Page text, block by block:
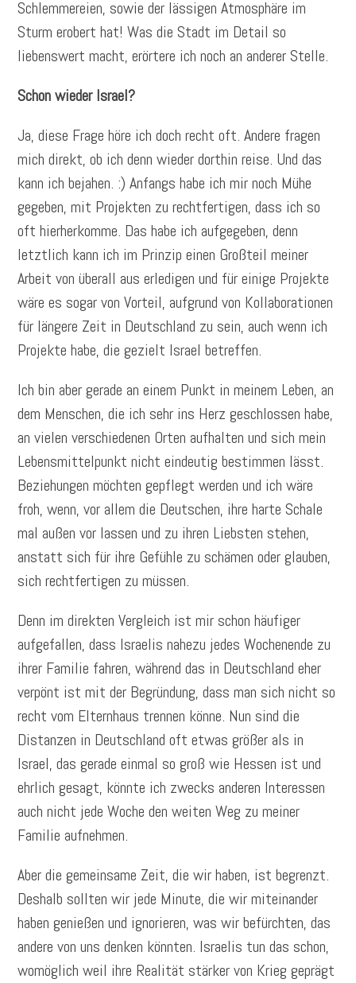
Schlemmereien, sowie der lässigen Atmosphäre im
Sturm erobert hat! Was die Stadt im Detail so
liebenswert macht, erörtere ich noch an anderer Stelle.
Schon wieder Israel?
Ja, diese Frage höre ich doch recht oft. Andere fragen
mich direkt, ob ich denn wieder dorthin reise. Und das
kann ich bejahen. :) Anfangs habe ich mir noch Mühe
gegeben, mit Projekten zu rechtfertigen, dass ich so
oft hierherkomme. Das habe ich aufgegeben, denn
letztlich kann ich im Prinzip einen Großteil meiner
Arbeit von überall aus erledigen und für einige Projekte
wäre es sogar von Vorteil, aufgrund von Kollaborationen
für längere Zeit in Deutschland zu sein, auch wenn ich
Projekte habe, die gezielt Israel betreffen.
Ich bin aber gerade an einem Punkt in meinem Leben, an
dem Menschen, die ich sehr ins Herz geschlossen habe,
an vielen verschiedenen Orten aufhalten und sich mein
Lebensmittelpunkt nicht eindeutig bestimmen lässt.
Beziehungen möchten gepflegt werden und ich wäre
froh, wenn, vor allem die Deutschen, ihre harte Schale
mal außen vor lassen und zu ihren Liebsten stehen,
anstatt sich für ihre Gefühle zu schämen oder glauben,
sich rechtfertigen zu müssen.
Denn im direkten Vergleich ist mir schon häufiger
aufgefallen, dass Israelis nahezu jedes Wochenende zu
ihrer Familie fahren, während das in Deutschland eher
verpönt ist mit der Begründung, dass man sich nicht so
recht vom Elternhaus trennen könne. Nun sind die
Distanzen in Deutschland oft etwas größer als in
Israel, das gerade einmal so groß wie Hessen ist und
ehrlich gesagt, könnte ich zwecks anderen Interessen
auch nicht jede Woche den weiten Weg zu meiner
Familie aufnehmen.
Aber die gemeinsame Zeit, die wir haben, ist begrenzt.
Deshalb sollten wir jede Minute, die wir miteinander
haben genießen und ignorieren, was wir befürchten, das
andere von uns denken könnten. Israelis tun das schon,
womöglich weil ihre Realität stärker von Krieg geprägt